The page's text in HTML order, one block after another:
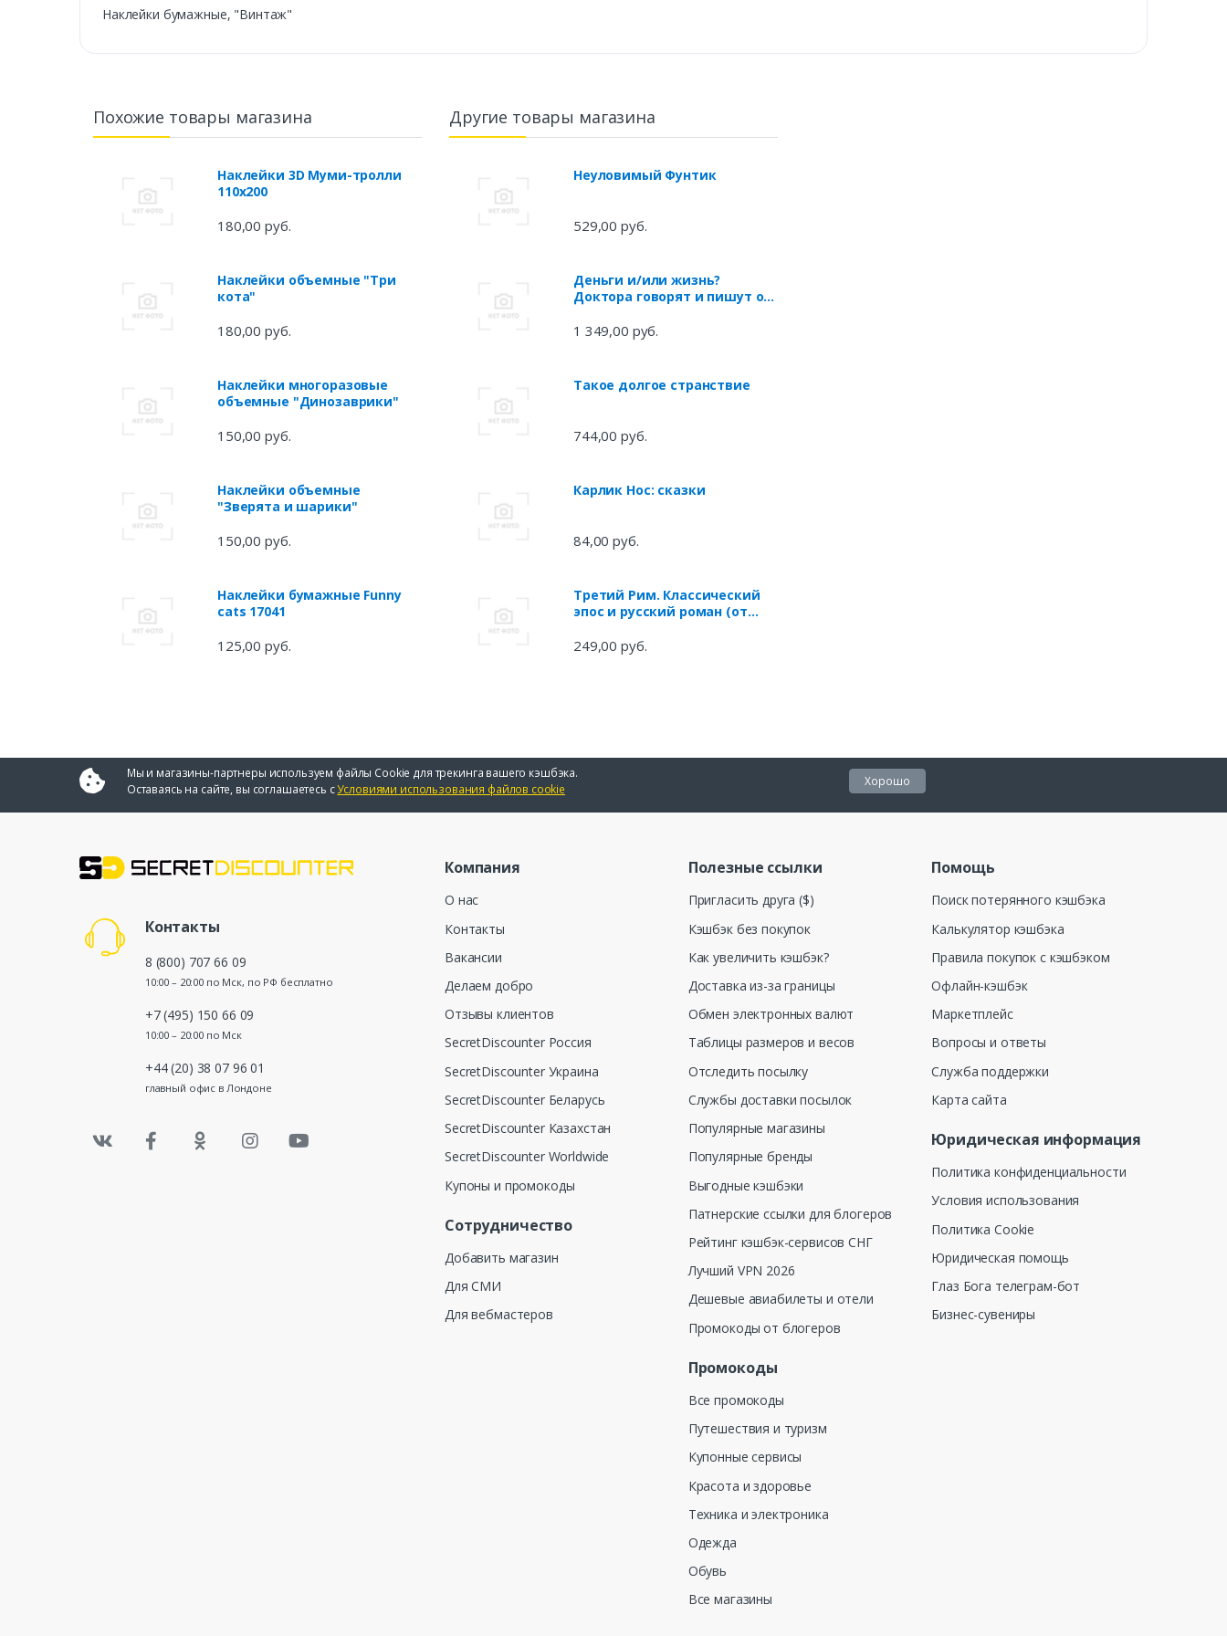
Наклейки бумажные, "Винтаж"
Похожие товары магазина
Наклейки 3D Муми-тролли
110х200
180,00 руб.
Наклейки объемные "Три
кота"
180,00 руб.
Наклейки многоразовые
объемные "Динозаврики"
150,00 руб.
Наклейки объемные
"Зверята и шарики"
150,00 руб.
Наклейки бумажные Funny
cats 17041
125,00 руб.
Другие товары магазина
Неуловимый Фунтик
529,00 руб.
Деньги и/или жизнь?
Доктора говорят и пишут о
медицину со
1 349,00 руб.
Такое долгое странствие
744,00 руб.
Карлик Нос: сказки
84,00 руб.
Третий Рим. Классический
эпос и русский роман (от
249,00 руб.
Мы и магазины-партнеры используем файлы Cookie для трекинга вашего кэшбэка.
Оставаясь на сайте, вы соглашаетесь сУсловиями использования файлов cookie
Хорошо
Контакты
8 (800) 707 66 09
10:00 – 20:00 по Мск, по РФ бесплатно
+7 (495) 150 66 09
10:00 – 20:00 по Мск
+44 (20) 38 07 96 01
главный офис в Лондоне
Компания
О нас
Контакты
Вакансии
Делаем добро
Отзывы клиентов
SecretDiscounter Россия
SecretDiscounter Украина
SecretDiscounter Беларусь
SecretDiscounter Казахстан
SecretDiscounter Worldwide
Купоны и промокоды
Сотрудничество
Добавить магазин
Для СМИ
Для вебмастеров
Полезные ссылки
Пригласить друга ($)
Кэшбэк без покупок
Как увеличить кэшбэк?
Доставка из-за границы
Обмен электронных валют
Таблицы размеров и весов
Отследить посылку
Службы доставки посылок
Популярные магазины
Популярные бренды
Выгодные кэшбэки
Патнерские ссылки для блогеров
Рейтинг кэшбэк-сервисов СНГ
Лучший VPN 2026
Дешевые авиабилеты и отели
Промокоды от блогеров
Промокоды
Все промокоды
Путешествия и туризм
Купонные сервисы
Красота и здоровье
Техника и электроника
Одежда
Обувь
Все магазины
Помощь
Поиск потерянного кэшбэка
Калькулятор кэшбэка
Правила покупок с кэшбэком
Офлайн-кэшбэк
Маркетплейс
Вопросы и ответы
Служба поддержки
Карта сайта
Юридическая информация
Политика конфиденциальности
Условия использования
Политика Cookie
Юридическая помощь
Глаз Бога телеграм-бот
Бизнес-сувениры